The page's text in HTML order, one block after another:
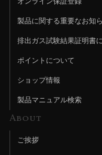
製品に関する重要なお知
排出ガス試験結果証明書
ポイントについて
ショップ情報
製品マニュアル検索
About
ご挨拶